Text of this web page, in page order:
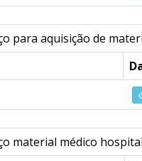
para aquisição de
material médico